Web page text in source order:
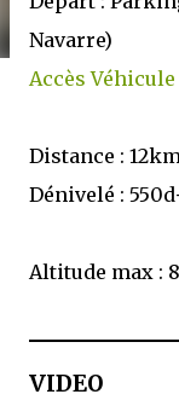
Navarre)
Accès Véhicule
Distance :
Dénivelé :
Altitude max :
VIDEO